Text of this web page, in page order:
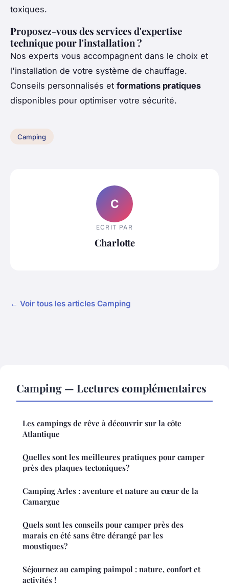
toxiques.
Proposez-vous des services d'expertise
technique pour l'installation ?
Nos experts vous accompagnent dans le choix et
l'installation de votre système de chauffage.
Conseils personnalisés et formations pratiques
disponibles pour optimiser votre sécurité.
Camping
C
ECRIT PAR
Charlotte
← Voir tous les articles Camping
Camping — Lectures complémentaires
Les campings de rêve à découvrir sur la côte
Atlantique
Quelles sont les meilleures pratiques pour camper
près des plaques tectoniques?
Camping Arles : aventure et nature au cœur de la
Camargue
Quels sont les conseils pour camper près des
marais en été sans être dérangé par les
moustiques?
Séjournez au camping paimpol : nature, confort et
activités !